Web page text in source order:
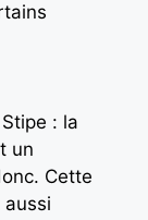
: la
un
Cette